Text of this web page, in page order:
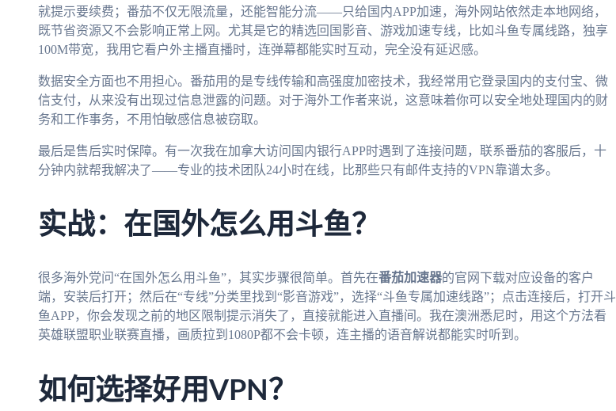
就提示要续费；番茄不仅无限流量，还能智能分流——只给国内APP加速，海外网站依然走本地网络，
既节省资源又不会影响正常上网。尤其是它的精选回国影音、游戏加速专线，比如斗鱼专属线路，独享
100M带宽，我用它看户外主播直播时，连弹幕都能实时互动，完全没有延迟感。
数据安全方面也不用担心。番茄用的是专线传输和高强度加密技术，我经常用它登录国内的支付宝、微
信支付，从来没有出现过信息泄露的问题。对于海外工作者来说，这意味着你可以安全地处理国内的财
务和工作事务，不用怕敏感信息被窃取。
最后是售后实时保障。有一次我在加拿大访问国内银行APP时遇到了连接问题，联系番茄的客服后，十
分钟内就帮我解决了——专业的技术团队24小时在线，比那些只有邮件支持的VPN靠谱太多。
实战：在国外怎么用斗鱼？
很多海外党问“在国外怎么用斗鱼”，其实步骤很简单。首先在番茄加速器的官网下载对应设备的客户
端，安装后打开；然后在“专线”分类里找到“影音游戏”，选择“斗鱼专属加速线路”；点击连接后，打开斗
鱼APP，你会发现之前的地区限制提示消失了，直接就能进入直播间。我在澳洲悉尼时，用这个方法看
英雄联盟职业联赛直播，画质拉到1080P都不会卡顿，连主播的语音解说都能实时听到。
如何选择好用VPN？